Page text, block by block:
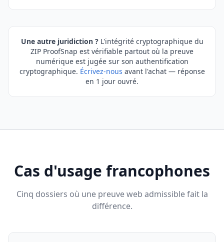
Une autre juridiction ?L'intégrité cryptographique du
ZIP ProofSnap est vérifiable partout où la preuve
numérique est jugée sur son authentification
cryptographique. Écrivez-nous avant l'achat — réponse
en 1 jour ouvré.
Cas d'usage francophones
Cinq dossiers où une preuve web admissible fait la
différence.